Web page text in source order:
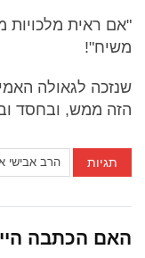
"אם ראית מלכויות
משיח"!
שנזכה לגאולה
הזה ממש, ובחסד
תגיות הרב אבישי
האם הכתבה